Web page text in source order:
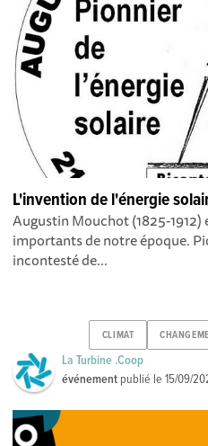
L'invention de l'énergie
Augustin Mouchot (1825-1912)
importants de notre époque.
incontesté de...
CLIMAT
La Turbine .Coop
événement publié le15/09/